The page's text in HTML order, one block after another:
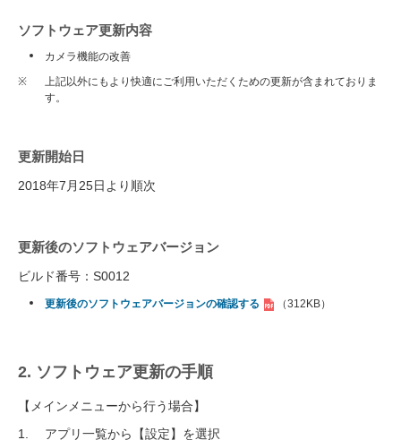
ソフトウェア更新内容
カメラ機能の改善
※
上記以外にもより快適にご利用いただくための更新が含まれておりま
す。
更新開始日
2018年7月25日より順次
更新後のソフトウェアバージョン
ビルド番号：S0012
更新後のソフトウェアバージョンの確認する （312KB）
2. ソフトウェア更新の手順
【メインメニューから行う場合】
アプリ一覧から【設定】を選択